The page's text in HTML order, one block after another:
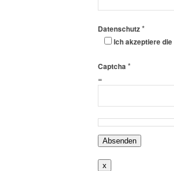
Datenschutz*
Ich akzeptiere die
Captcha *
=
Absenden
x